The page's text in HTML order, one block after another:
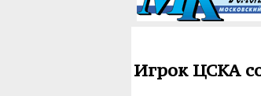
Игрок ЦСКА